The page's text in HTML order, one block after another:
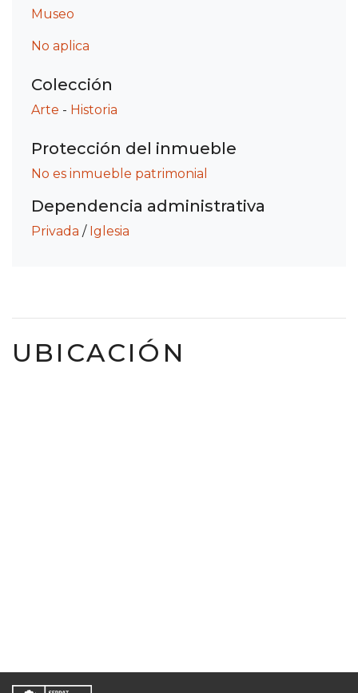
Museo
No aplica
Colección
Arte - Historia
Protección del inmueble
No es inmueble patrimonial
Dependencia administrativa
Privada / Iglesia
UBICACIÓN